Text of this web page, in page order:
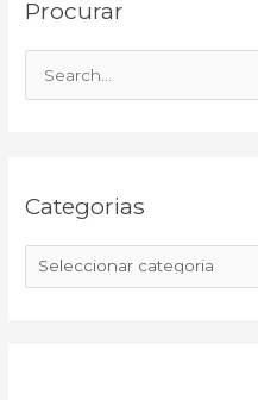
Procurar
c
Categorias
a
g
i
r
i